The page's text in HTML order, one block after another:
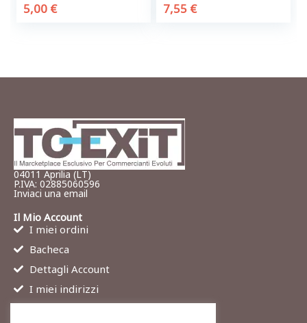
5,00 € 7,55 €
04011 Aprilia (LT)
P.IVA: 02885060596
Inviaci una email
Il Mio Account
I miei ordini
Bacheca
Dettagli Account
I miei indirizzi